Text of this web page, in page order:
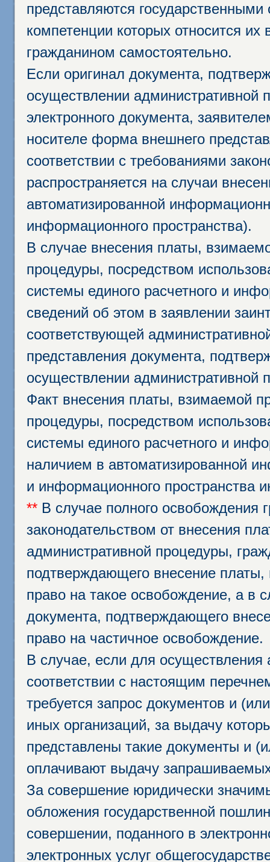
представляются
компетенции которых относится
гражданином самостоятельно.
Если оригинал документа,
осуществлении административной
электронного документа,
носителе форма внешнего
соответствии с требованиями
распространяется на случаи
автоматизированной
информационного пространства).
В случае внесения платы,
процедуры, посредством
системы единого расчетного и
сведений об этом в заявлении
соответствующей
представления документа,
осуществлении административной
Факт внесения платы, взимаемой
процедуры, посредством
системы единого расчетного и
наличием в автоматизированной
и информационного пространства
** В случае полного освобождения
законодательством от внесения
административной процедуры,
подтверждающего внесение
право на такое освобождение, а в
документа, подтверждающего
право на частичное освобождение.
В случае, если для осуществления
соответствии с настоящим
требуется запрос документов и
иных организаций, за выдачу
представлены такие документы и
оплачивают выдачу
За совершение юридически
обложения государственной
совершении, поданного в
электронных услуг